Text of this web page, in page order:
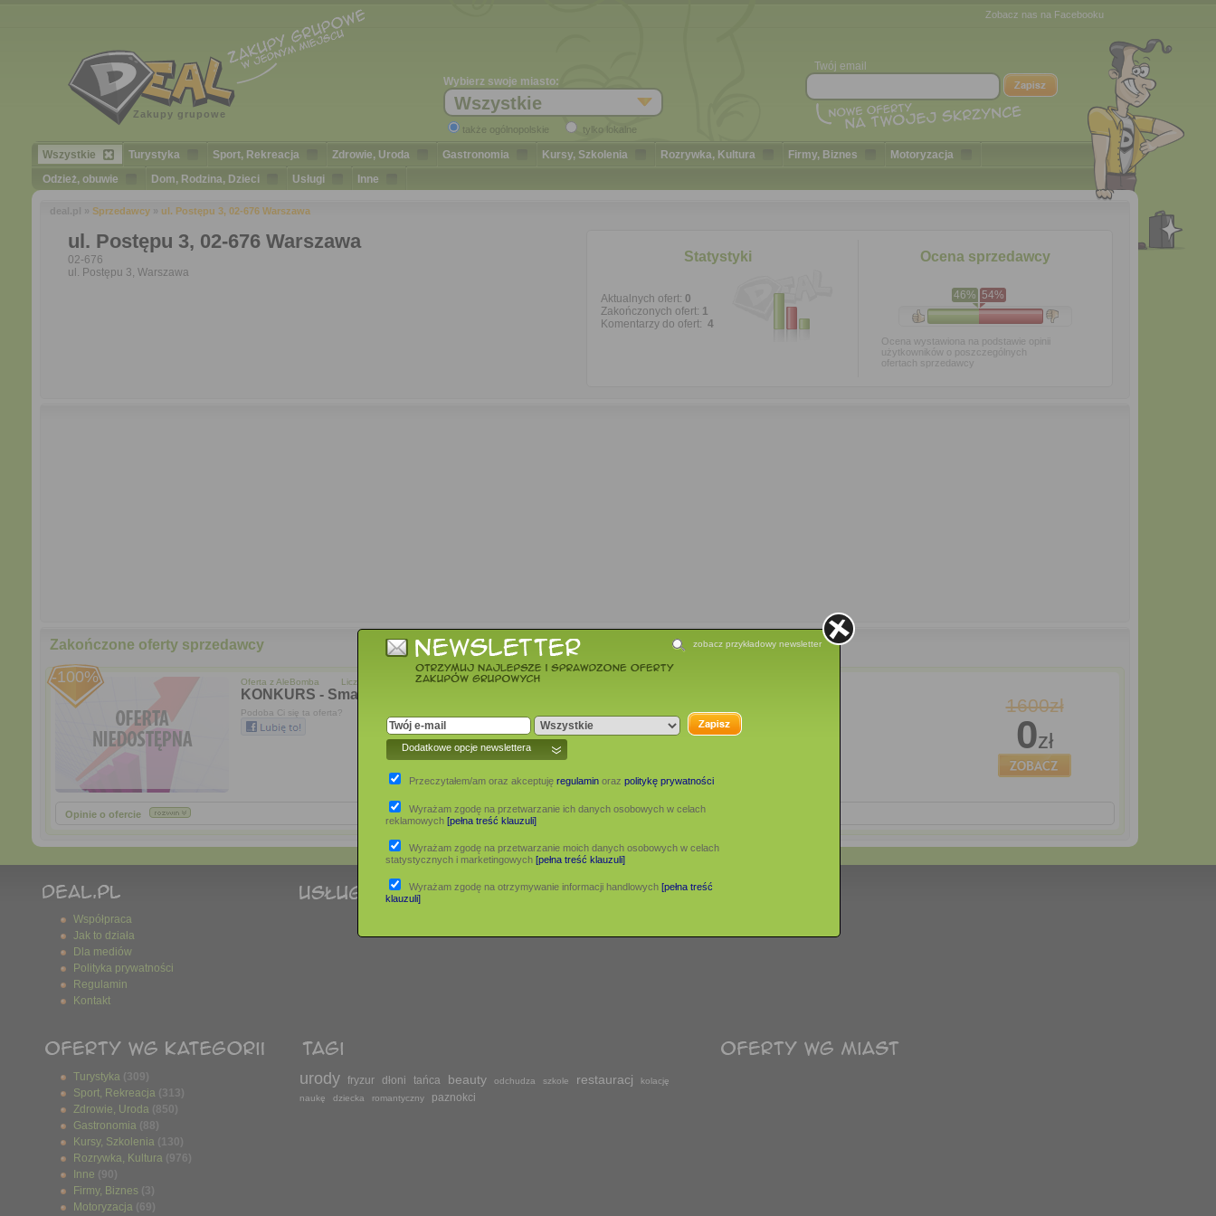
Zakupy grupowe
Wybierz swoje miasto:
Wszystkie
także ogólnopolskie tylko lokalne
Twój email
Zobacz nas na Facebooku
Wszystkie Turystyka Sport, Rekreacja Zdrowie, Uroda Gastronomia Kursy, Szkolenia Rozrywka, Kultura Firmy, Biznes
Motoryzacja
Odzież, obuwie
Dom, Rodzina, Dzieci Usługi Inne
deal.pl » Sprzedawcy» ul. Postępu 3, 02-676 Warszawa
ul. Postępu 3, 02-676 Warszawa
02-676
ul. Postępu 3, Warszawa
Statystyki
Aktualnych ofert: 0
Zakończonych ofert: 1
Komentarzy do ofert: 4
Ocena sprzedawcy
46% 54%
Ocena wystawiona na podstawie opinii
użytkowników o poszczególnych
ofertach sprzedawcy
Zakończone oferty sprzedawcy
-100% Oferta z AleBomba Liczba opinii o ofercie:4
KONKURS - Smartfon Nokia N9 za 1600 PLN
Podoba Ci się ta oferta? 1600zł
0zł
Opinie o ofercie
Współpraca
Jak to działa
Dla mediów
Polityka prywatności
Regulamin
Kontakt
Turystyka (309)
Sport, Rekreacja (313)
Zdrowie, Uroda (850)
Gastronomia (88)
Kursy, Szkolenia (130)
Rozrywka, Kultura (976)
Inne (90)
Firmy, Biznes (3)
Motoryzacja (69)
urody fryzur dłoni tańca beauty odchudza szkole restauracj
kolację
naukę
dziecka romantyczny paznokci
zobacz przykładowy newsletter
Dodatkowe opcje newslettera
Przeczytałem/am oraz akceptuję regulamin oraz politykę prywatności
Wyrażam zgodę na przetwarzanie ich danych osobowych w celach
reklamowych [pełna treść klauzuli]
Wyrażam zgodę na przetwarzanie moich danych osobowych w celach
statystycznych i marketingowych [pełna treść klauzuli]
Wyrażam zgodę na otrzymywanie informacji handlowych [pełna treść
klauzuli]